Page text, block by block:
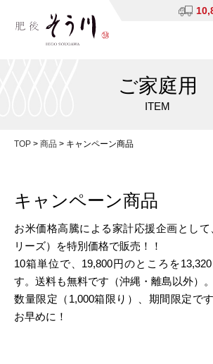
ご家庭用
ITEM
TOP > 商品 > キャンペーン商品
キャンペーン商品
お米価格高騰による家計応援企画として
リーズ）を特別価格で販売！！
10箱単位で、19,800円のところを
す。送料も無料です（沖縄・離島以外）。
数量限定（1,000箱限り）、期間限定で
お早めに！